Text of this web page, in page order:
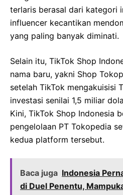
terlaris berasal dari kategori
influencer kecantikan
yang paling banyak diminati.
Selain itu, TikTok Shop
nama baru, yakni Shop
setelah TikTok mengakuisisi
investasi senilai 1,5 miliar
Kini, TikTok Shop Indonesia
pengelolaan PT Tokopedia
kedua platform tersebut.
Baca juga Indonesia
di Duel Penentu,